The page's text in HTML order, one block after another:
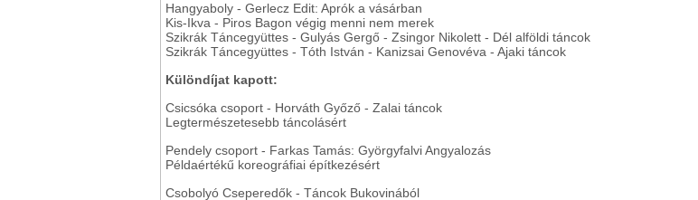
Hangyaboly - Gerlecz Edit: Aprók a vásárban
Kis-Ikva - Piros Bagon végig menni nem merek
Szikrák Táncegyüttes - Gulyás Gergő - Zsingor Nikolett - Dél alföldi táncok
Szikrák Táncegyüttes - Tóth István - Kanizsai Genovéva - Ajaki táncok
Különdíjat kapott:
Csicsóka csoport - Horváth Győző - Zalai táncok
Legtermészetesebb táncolásért
Pendely csoport - Farkas Tamás: Györgyfalvi Angyalozás
Példaértékű koreográfiai építkezésért
Csobolyó Cseperedők - Táncok Bukovinából